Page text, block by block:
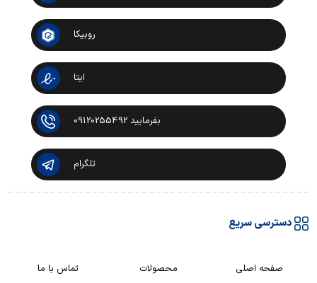
روبیکا
ایتا
بفرمایید 09120255492
تلگرام
دسترسی سریع
صفحه اصلی محصولات تماس با ما